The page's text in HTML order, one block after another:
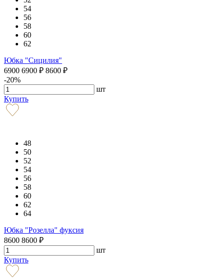
54
56
58
60
62
Юбка "Сицилия"
6900 6900 ₽ 8600 ₽
-20%
шт
Купить
48
50
52
54
56
58
60
62
64
Юбка "Розелла" фуксия
8600 8600 ₽
шт
Купить